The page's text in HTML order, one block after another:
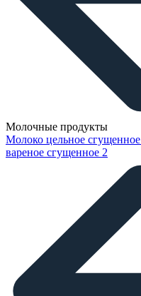
Молочные продукты
Молоко цельное сгущенное
вареное сгущенное 2